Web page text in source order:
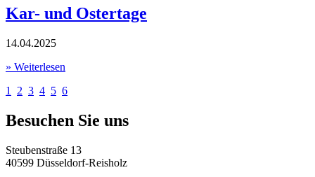
Kar- und Ostertage
14.04.2025
» Weiterlesen
1
2 3 4 5 6
Besuchen Sie uns
Steubenstraße 13
40599 Düsseldorf-Reisholz